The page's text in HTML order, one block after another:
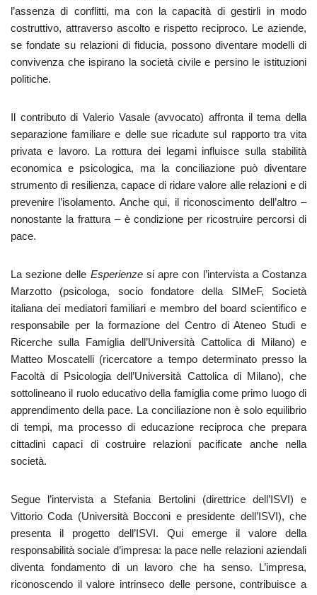
l’assenza di conflitti, ma con la capacità di gestirli in modo
costruttivo, attraverso ascolto e rispetto reciproco. Le aziende,
se fondate su relazioni di fiducia, possono diventare modelli di
convivenza che ispirano la società civile e persino le istituzioni
politiche.
Il contributo di Valerio Vasale (avvocato) affronta il tema della
separazione familiare e delle sue ricadute sul rapporto tra vita
privata e lavoro. La rottura dei legami influisce sulla stabilità
economica e psicologica, ma la conciliazione può diventare
strumento di resilienza, capace di ridare valore alle relazioni e di
prevenire l’isolamento. Anche qui, il riconoscimento dell’altro –
nonostante la frattura – è condizione per ricostruire percorsi di
pace.
La sezione delle Esperienzesi apre con l’intervista a Costanza
Marzotto (psicologa, socio fondatore della SIMeF, Società
italiana dei mediatori familiari e membro del board scientifico e
responsabile per la formazione del Centro di Ateneo Studi e
Ricerche sulla Famiglia dell’Università Cattolica di Milano) e
Matteo Moscatelli (ricercatore a tempo determinato presso la
Facoltà di Psicologia dell’Università Cattolica di Milano), che
sottolineano il ruolo educativo della famiglia come primo luogo di
apprendimento della pace. La conciliazione non è solo equilibrio
di tempi, ma processo di educazione reciproca che prepara
cittadini capaci di costruire relazioni pacificate anche nella
società.
Segue l’intervista a Stefania Bertolini (direttrice dell’ISVI) e
Vittorio Coda (Università Bocconi e presidente dell’ISVI), che
presenta il progetto dell’ISVI. Qui emerge il valore della
responsabilità sociale d’impresa: la pace nelle relazioni aziendali
diventa fondamento di un lavoro che ha senso. L’impresa,
riconoscendo il valore intrinseco delle persone, contribuisce a